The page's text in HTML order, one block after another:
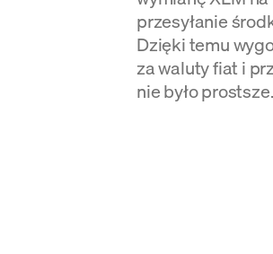
przesyłanie
Dzięki temu
za waluty fiat i
nie było prostsze.